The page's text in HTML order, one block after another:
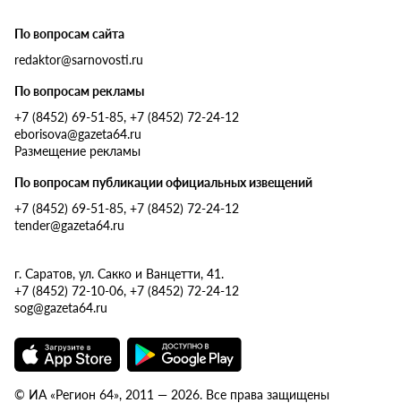
По вопросам сайта
redaktor@sarnovosti.ru
По вопросам рекламы
+7 (8452) 69-51-85, +7 (8452) 72-24-12
eborisova@gazeta64.ru
Размещение рекламы
По вопросам публикации официальных извещений
+7 (8452) 69-51-85, +7 (8452) 72-24-12
tender@gazeta64.ru
г. Саратов, ул. Сакко и Ванцетти, 41.
+7 (8452) 72-10-06, +7 (8452) 72-24-12
sog@gazeta64.ru
© ИА «Регион 64», 2011 — 2026. Все права защищены